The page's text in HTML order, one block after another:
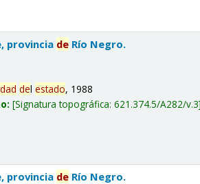
provincia de Río Negro.
delestado, 1988
Signatura topográfica:621.374.5/A282/v.3
provincia de Río Negro.